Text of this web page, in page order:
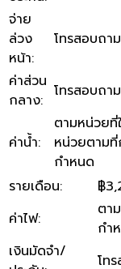
จ่าย
ล่วง
หน้า:
โทรสอบถาม
ค่าส่วน
กลาง: โทรสอบถาม
ค่าน้ำ:
ตามหน่วยที่
หน่วยตามที่
กำหนด
รายเดือน:
฿
ค่าไฟ:
ตา
กำ
เงินมัดจำ/
โท